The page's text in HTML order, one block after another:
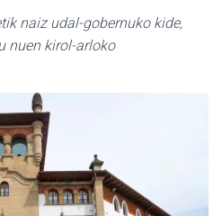
naiz udal-gobernuko kide,
nuen kirol-arloko